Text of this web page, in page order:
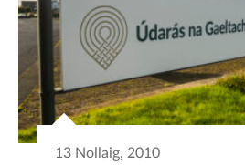
13 Nollaig, 2010